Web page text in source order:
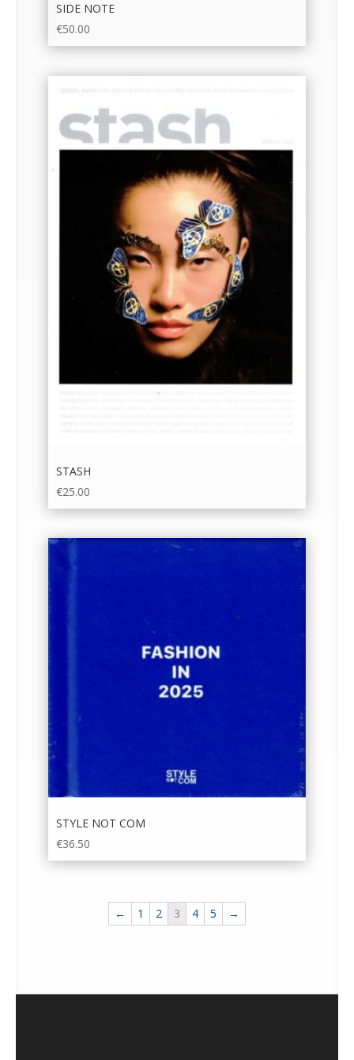
SIDE NOTE
€50.00
STASH
€25.00
STYLE NOT COM
€36.50
← 1 2 3 4 5 →